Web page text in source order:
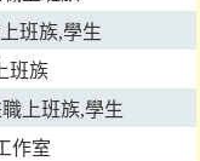
班族,學生
班族
上班族,學生
作室